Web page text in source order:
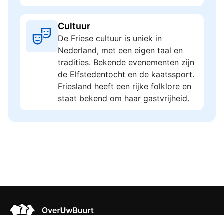
Cultuur
De Friese cultuur is uniek in
Nederland, met een eigen taal en
tradities. Bekende evenementen zijn
de Elfstedentocht en de kaatssport.
Friesland heeft een rijke folklore en
staat bekend om haar gastvrijheid.